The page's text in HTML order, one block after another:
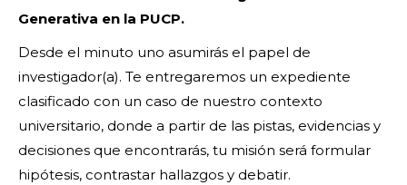
Generativa en la PUCP.
Desde el minuto uno asumirás el papel de
investigador(a). Te entregaremos un expediente
clasificado con un caso de nuestro contexto
universitario, donde a partir de las pistas, evidencias y
decisiones que encontrarás, tu misión será formular
hipótesis, contrastar hallazgos y debatir.